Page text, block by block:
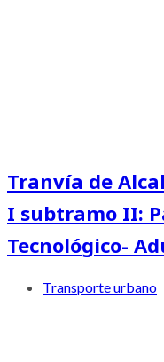
Tranvía de
I subtramo II:
Tecnológico-
Transporte urbano